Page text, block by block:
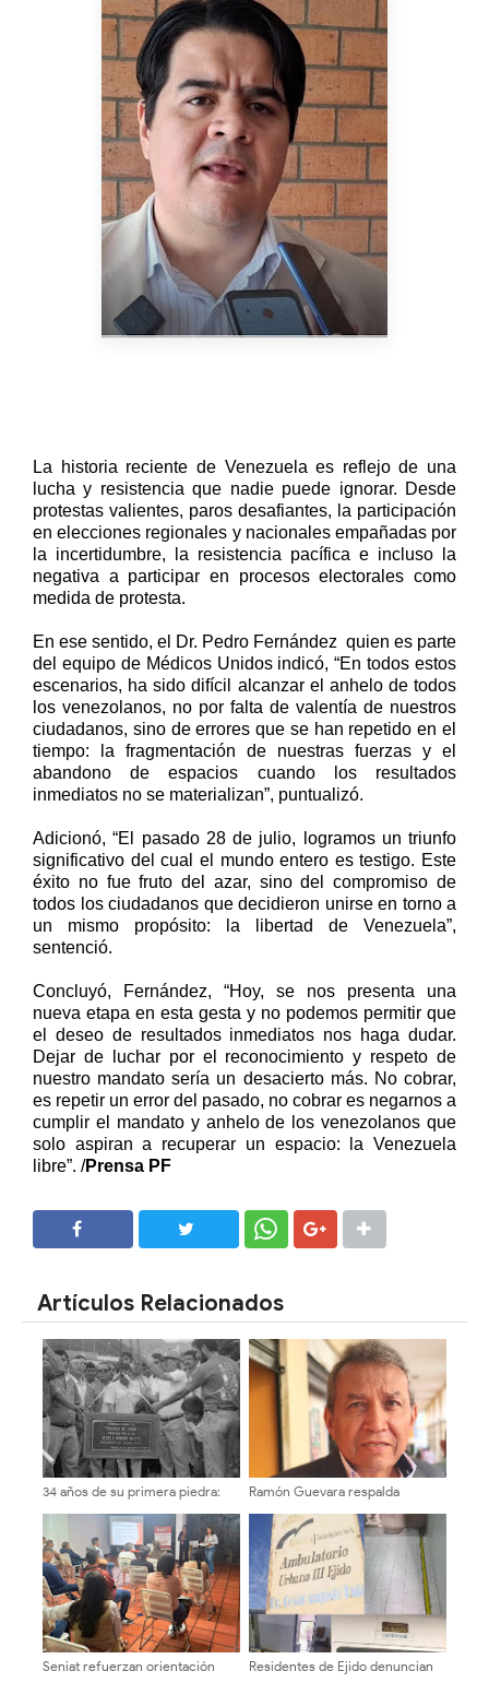
La historia reciente de Venezuela es reflejo de una
lucha y resistencia que nadie puede ignorar. Desde
protestas valientes, paros desafiantes, la participación
en elecciones regionales y nacionales empañadas por
la incertidumbre, la resistencia pacífica e incluso la
negativa a participar en procesos electorales como
medida de protesta.
En ese sentido, el Dr. Pedro Fernández quien es parte
del equipo de Médicos Unidos indicó, “En todos estos
escenarios, ha sido difícil alcanzar el anhelo de todos
los venezolanos, no por falta de valentía de nuestros
ciudadanos, sino de errores que se han repetido en el
tiempo: la fragmentación de nuestras fuerzas y el
abandono de espacios cuando los resultados
inmediatos no se materializan”, puntualizó.
Adicionó, “El pasado 28 de julio, logramos un triunfo
significativo del cual el mundo entero es testigo. Este
éxito no fue fruto del azar, sino del compromiso de
todos los ciudadanos que decidieron unirse en torno a
un mismo propósito: la libertad de Venezuela”,
sentenció.
Concluyó, Fernández, “Hoy, se nos presenta una
nueva etapa en esta gesta y no podemos permitir que
el deseo de resultados inmediatos nos haga dudar.
Dejar de luchar por el reconocimiento y respeto de
nuestro mandato sería un desacierto más. No cobrar,
es repetir un error del pasado, no cobrar es negarnos a
cumplir el mandato y anhelo de los venezolanos que
solo aspiran a recuperar un espacio: la Venezuela
libre”. /Prensa PF
Artículos Relacionados
34 años de su primera piedra:
Coliseo El Llano de Tovar
Ramón Guevara respalda
Allup en defensa del liderazgo
de María Corina Machado
Seniat refuerzan orientación
Residentes de Ejido denuncian